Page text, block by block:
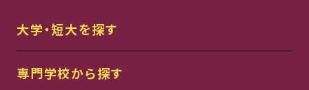
大学・短大を探す
専門学校から探す